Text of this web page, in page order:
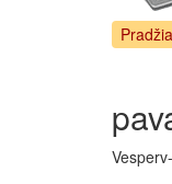
Pradžia